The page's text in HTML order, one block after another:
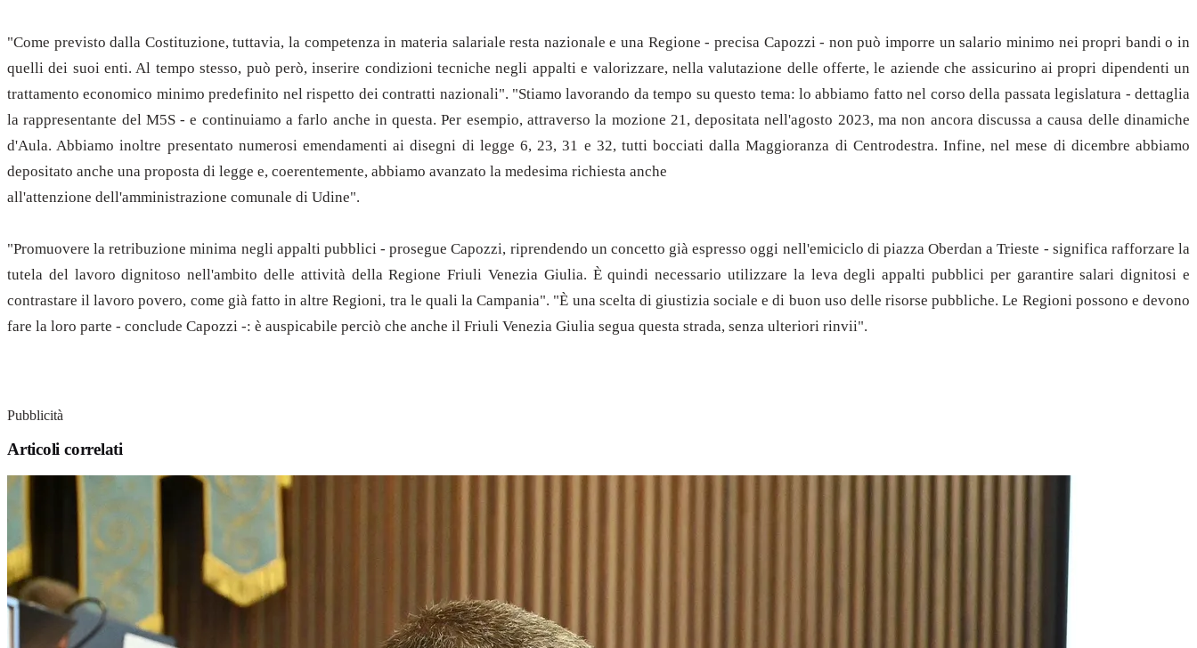
"Come previsto dalla Costituzione, tuttavia, la competenza in materia salariale resta nazionale e una Regione - precisa Capozzi - non può imporre un salario minimo nei propri bandi o in
quelli dei suoi enti. Al tempo stesso, può però, inserire condizioni tecniche negli appalti e valorizzare, nella valutazione delle offerte, le aziende che assicurino ai propri dipendenti un
trattamento economico minimo predefinito nel rispetto dei contratti nazionali". "Stiamo lavorando da tempo su questo tema: lo abbiamo fatto nel corso della passata legislatura - dettaglia
la rappresentante del M5S - e continuiamo a farlo anche in questa. Per esempio, attraverso la mozione 21, depositata nell'agosto 2023, ma non ancora discussa a causa delle dinamiche
d'Aula. Abbiamo inoltre presentato numerosi emendamenti ai disegni di legge 6, 23, 31 e 32, tutti bocciati dalla Maggioranza di Centrodestra. Infine, nel mese di dicembre abbiamo
depositato anche una proposta di legge e, coerentemente, abbiamo avanzato la medesima richiesta anche
all'attenzione dell'amministrazione comunale di Udine".
"Promuovere la retribuzione minima negli appalti pubblici - prosegue Capozzi, riprendendo un concetto già espresso oggi nell'emiciclo di piazza Oberdan a Trieste - significa rafforzare la
tutela del lavoro dignitoso nell'ambito delle attività della Regione Friuli Venezia Giulia. È quindi necessario utilizzare la leva degli appalti pubblici per garantire salari dignitosi e
contrastare il lavoro povero, come già fatto in altre Regioni, tra le quali la Campania". "È una scelta di giustizia sociale e di buon uso delle risorse pubbliche. Le Regioni possono e devono
fare la loro parte - conclude Capozzi -: è auspicabile perciò che anche il Friuli Venezia Giulia segua questa strada, senza ulteriori rinvii".
Pubblicità
Articoli correlati